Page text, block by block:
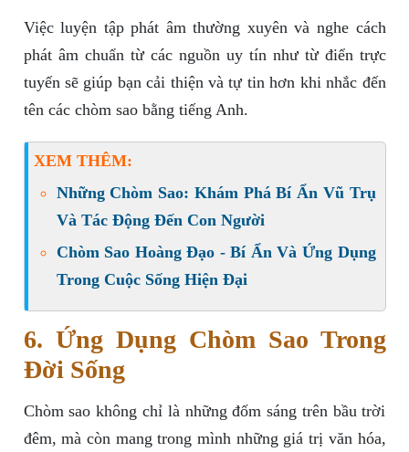
Việc luyện tập phát âm thường xuyên và nghe cách
phát âm chuẩn từ các nguồn uy tín như từ điển trực
tuyến sẽ giúp bạn cải thiện và tự tin hơn khi nhắc đến
tên các chòm sao bằng tiếng Anh.
XEM THÊM:
Những Chòm Sao: Khám Phá Bí Ẩn Vũ Trụ
Và Tác Động Đến Con Người
Chòm Sao Hoàng Đạo - Bí Ẩn Và Ứng Dụng
Trong Cuộc Sống Hiện Đại
6. Ứng Dụng Chòm Sao Trong
Đời Sống
Chòm sao không chỉ là những đốm sáng trên bầu trời
đêm, mà còn mang trong mình những giá trị văn hóa,